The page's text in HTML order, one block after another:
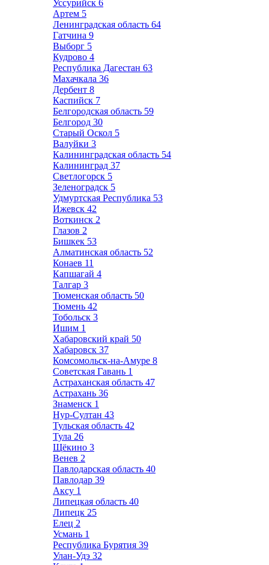
Уссурийск 6
Артем 5
Ленинградская область 64
Гатчина 9
Выборг 5
Кудрово 4
Республика Дагестан 63
Махачкала 36
Дербент 8
Каспийск 7
Белгородская область 59
Белгород 30
Старый Оскол 5
Валуйки 3
Калининградская область 54
Калининград 37
Светлогорск 5
Зеленоградск 5
Удмуртская Республика 53
Ижевск 42
Воткинск 2
Глазов 2
Бишкек 53
Алматинская область 52
Конаев 11
Капшагай 4
Талгар 3
Тюменская область 50
Тюмень 42
Тобольск 3
Ишим 1
Хабаровский край 50
Хабаровск 37
Комсомольск-на-Амуре 8
Советская Гавань 1
Астраханская область 47
Астрахань 36
Знаменск 1
Нур-Султан 43
Тульская область 42
Тула 26
Щёкино 3
Венев 2
Павлодарская область 40
Павлодар 39
Аксу 1
Липецкая область 40
Липецк 25
Елец 2
Усмань 1
Республика Бурятия 39
Улан-Удэ 32